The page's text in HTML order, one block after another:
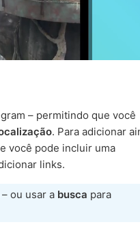
– permitindo que você
. Para adicionar
você pode incluir uma
links.
ou usar a busca para